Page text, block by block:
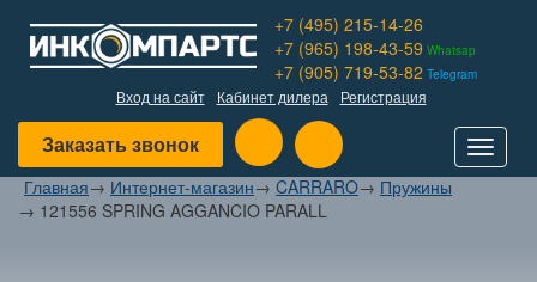
+7 (495) 215-14-26
+7 (965) 198-43-59 Whatsap
+7 (905) 719-53-82 Telegram
Вход на сайт Кабинет дилера Регистрация
Заказать звонок
Toggle
Главная→ Интернет-магазин→ CARRARO→ Пружины
→ 121556 SPRING AGGANCIO PARALL